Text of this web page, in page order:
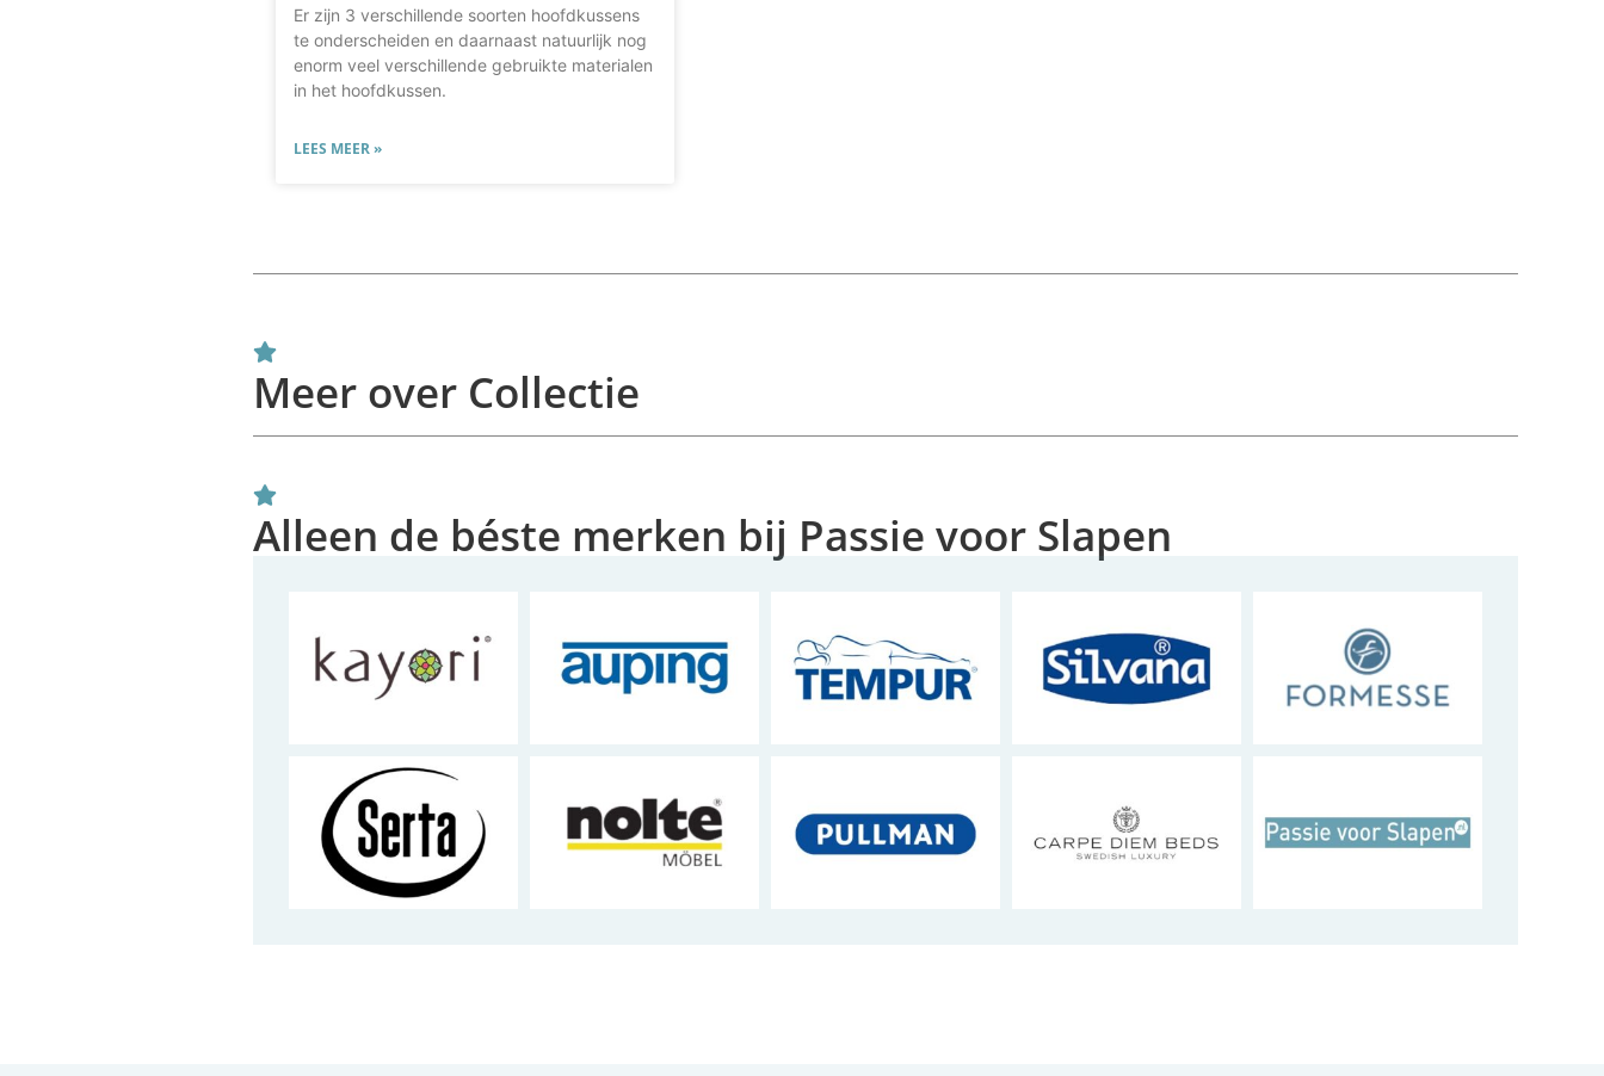
Er zijn 3 verschillende soorten hoofdkussens
te onderscheiden en daarnaast natuurlijk nog
enorm veel verschillende gebruikte materialen
in het hoofdkussen.
LEES MEER »
Meer over Collectie
Alleen de béste merken bij Passie voor Slapen